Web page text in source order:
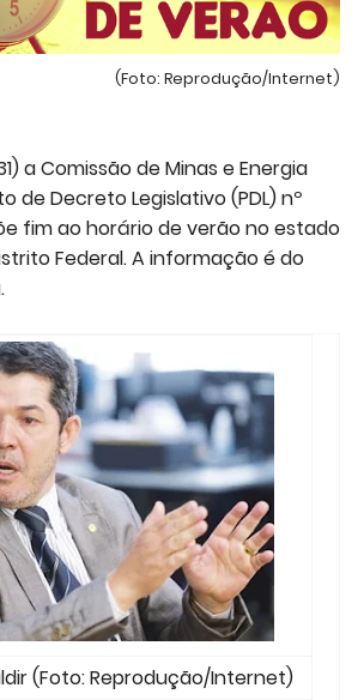
(Foto: Reprodução/Internet)
a Comissão de Minas e Energia
de Decreto Legislativo (PDL) nº
fim ao horário de verão no estado
Federal. A informação é do
(Foto: Reprodução/Internet)